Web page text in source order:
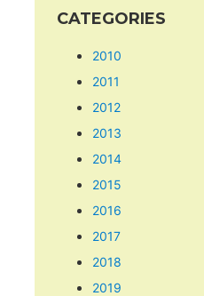
CATEGORIES
2010
2011
2012
2013
2014
2015
2016
2017
2018
2019